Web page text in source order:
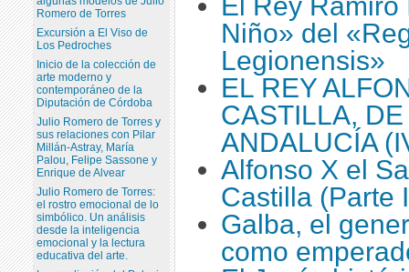
El Rey Ramiro
Niño» del
Legionensis»
EL REY
CASTILLA,
ANDALUCÍA
Alfonso X el
Castilla (Parte
Galba, el
como
Romero de Torres
Excursión a El Viso de
Los Pedroches
Inicio de la colección de
arte moderno y
contemporáneo de la
Diputación de Córdoba
Julio Romero de Torres y
sus relaciones con Pilar
Millán-Astray, María
Palou, Felipe Sassone y
Enrique de Alvear
Julio Romero de Torres:
el rostro emocional de lo
simbólico. Un análisis
desde la inteligencia
emocional y la lectura
educativa del arte.